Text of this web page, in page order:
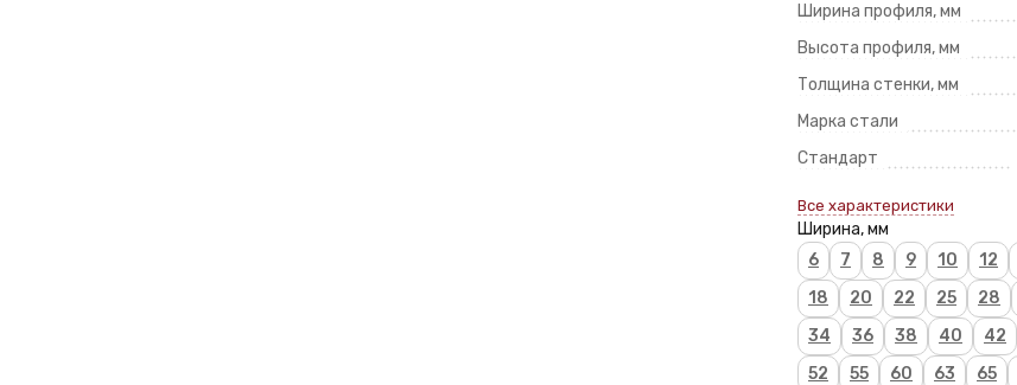
Ширина профиля, мм
Высота профиля, мм
Толщина стенки, мм
Марка стали
Стандарт
Все характеристики
Ширина, мм
6
7 8 9 10 12
18
20 22 25 28
34
36 38 40 42
52
55 60 63 65